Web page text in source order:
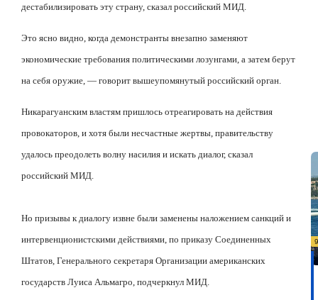
дестабилизировать эту страну, сказал российский МИД.
Это ясно видно, когда демонстранты внезапно заменяют
экономические требования политическими лозунгами, а затем берут
на себя оружие, — говорит вышеупомянутый российский орган.
Никарагуанским властям пришлось отреагировать на действия
провокаторов, и хотя были несчастные жертвы, правительству
удалось преодолеть волну насилия и искать диалог, сказал
российский МИД.
Но призывы к диалогу извне были заменены наложением санкций и
интервенционистскими действиями, по приказу Соединенных
Штатов, Генерального секретаря Организации американских
государств Луиса Альмагро, подчеркнул МИД.